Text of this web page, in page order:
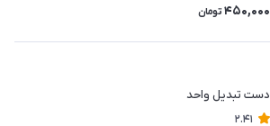
450,000 تومان
دست تبدیل واحد
2.41